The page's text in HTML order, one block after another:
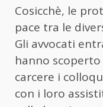
Cosicchè, le
pace tra le
Gli avvocati
hanno
carcere i
con i loro